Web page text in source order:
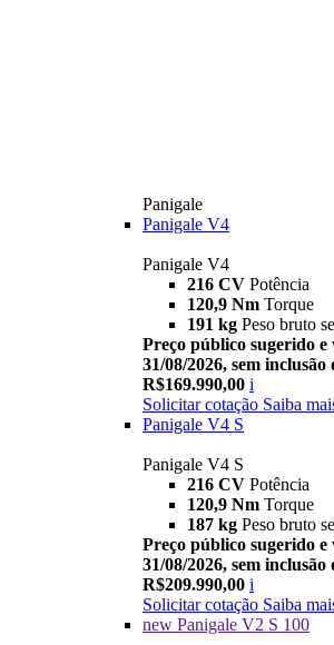
Panigale
Panigale V4
Panigale V4
216 CV Potência
120,9 Nm Torque
191 kg Peso bruto
Preço público sugerido e
31/08/2026, sem inclusão
R$169.990,00 i
Solicitar cotação Saiba
Panigale V4 S
Panigale V4 S
216 CV Potência
120,9 Nm Torque
187 kg Peso bruto
Preço público sugerido e
31/08/2026, sem inclusão
R$209.990,00 i
Solicitar cotação Saiba
new Panigale V2 S 100